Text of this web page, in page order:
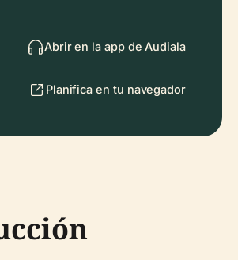
Abrir en la app de Audiala
Planifica en tu navegador